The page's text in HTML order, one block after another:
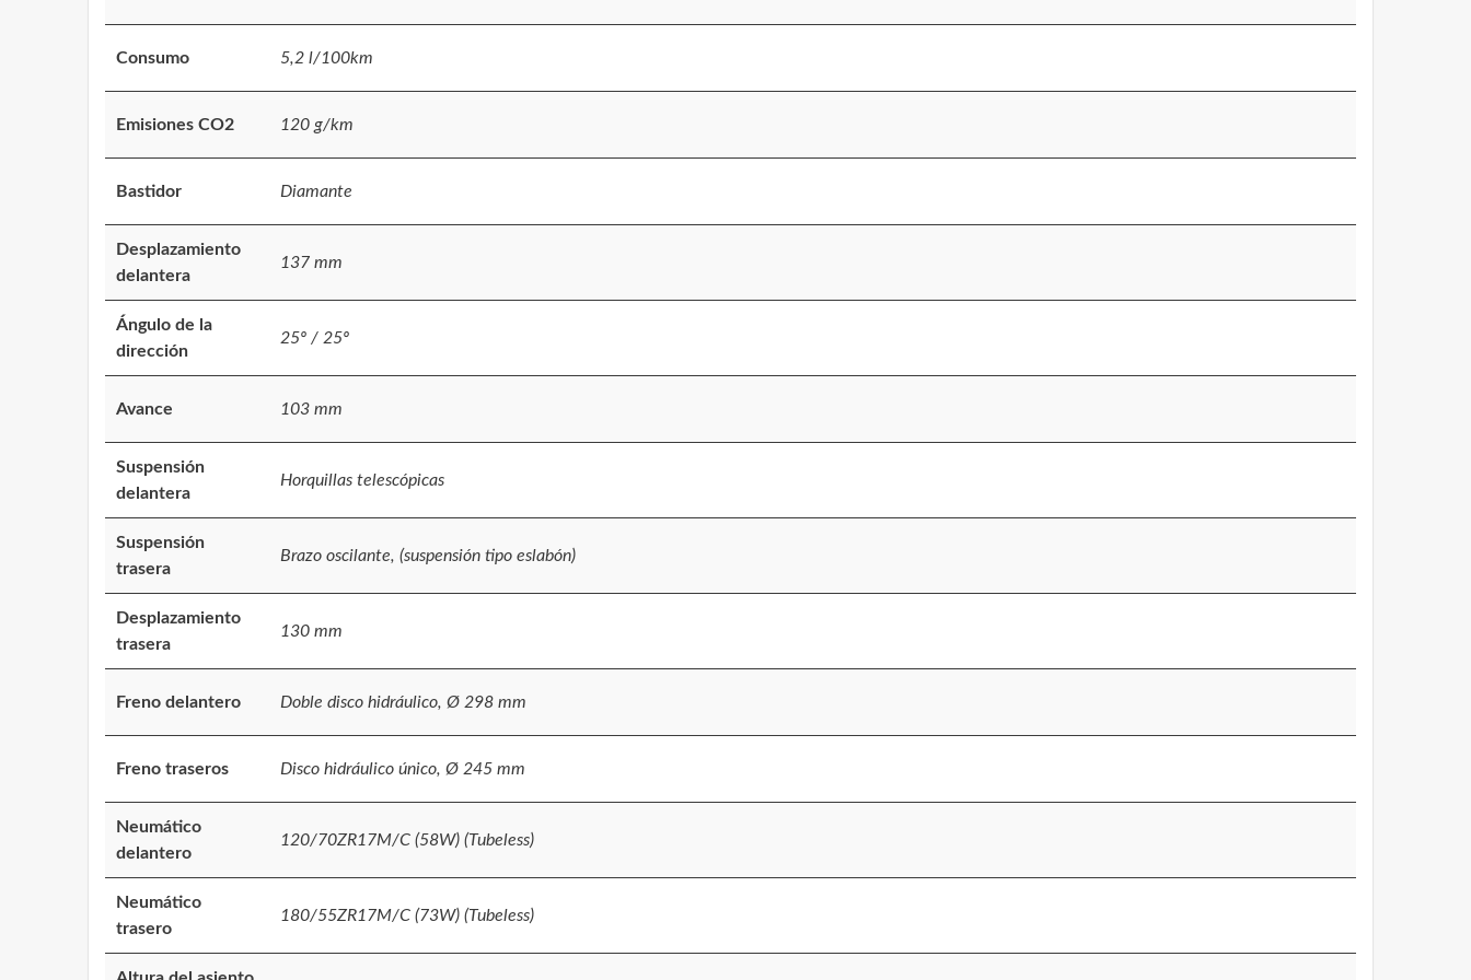
Consumo 5,2 l/100km
Emisiones CO2 120 g/km
Bastidor Diamante
Desplazamiento
delantera
137 mm
Ángulo de la
dirección
25º / 25º
Avance 103 mm
Suspensión
delantera
Horquillas telescópicas
Suspensión
trasera
Brazo oscilante, (suspensión tipo eslabón)
Desplazamiento
trasera
130 mm
Freno delantero Doble disco hidráulico, Ø 298 mm
Freno traseros Disco hidráulico único, Ø 245 mm
Neumático
delantero
120/70ZR17M/C (58W) (Tubeless)
Neumático
trasero
180/55ZR17M/C (73W) (Tubeless)